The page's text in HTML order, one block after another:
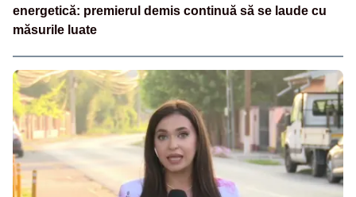
energetică: premierul demis continuă să se laude cu
măsurile luate